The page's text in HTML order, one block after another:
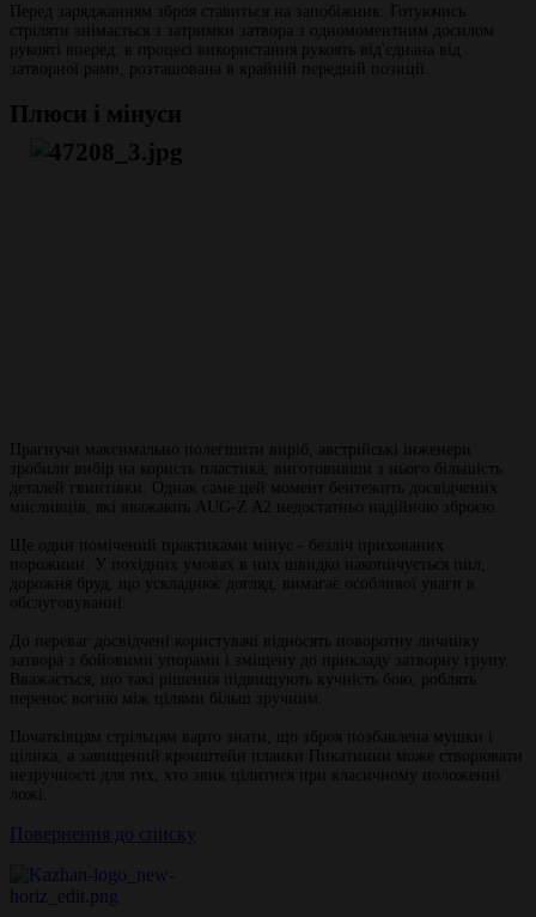
Перед заряджанням зброя ставиться на запобіжник. Готуючись
стріляти знімається з затримки затвора з одномоментним досилом
рукояті вперед: в процесі використання рукоять від'єднана від
затворної рами, розташована в крайній передній позиції.
Плюси і мінуси
Прагнучи максимально полегшити виріб, австрійські інженери
зробили вибір на користь пластика, виготовивши з нього більшість
деталей гвинтівки. Однак саме цей момент бентежить досвідчених
мисливців, які вважають AUG-Z A2 недостатньо надійною зброєю.
Ще один помічений практиками мінус - безліч прихованих
порожнин. У похідних умовах в них швидко накопичується пил,
дорожня бруд, що ускладнює догляд, вимагає особливої ​​уваги в
обслуговуванні.
До переваг досвідчені користувачі відносять поворотну личинку
затвора з бойовими упорами і зміщену до прикладу затворну групу.
Вважається, що такі рішення підвищують кучність бою, роблять
перенос вогню між цілями більш зручним.
Початківцям стрільцям варто знати, що зброя позбавлена мушки і
цілика, а завищений кронштейн планки Пикатинни може створювати
незручності для тих, хто звик цілитися при класичному положенні
ложі.
Повернення до списку